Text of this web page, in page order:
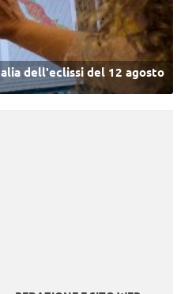
dell'eclissi del 12 agosto